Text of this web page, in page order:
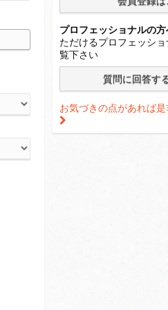
プロフェッショナルの方
ただけるプロフェッシ
覧下さい
お気づきの点があれば